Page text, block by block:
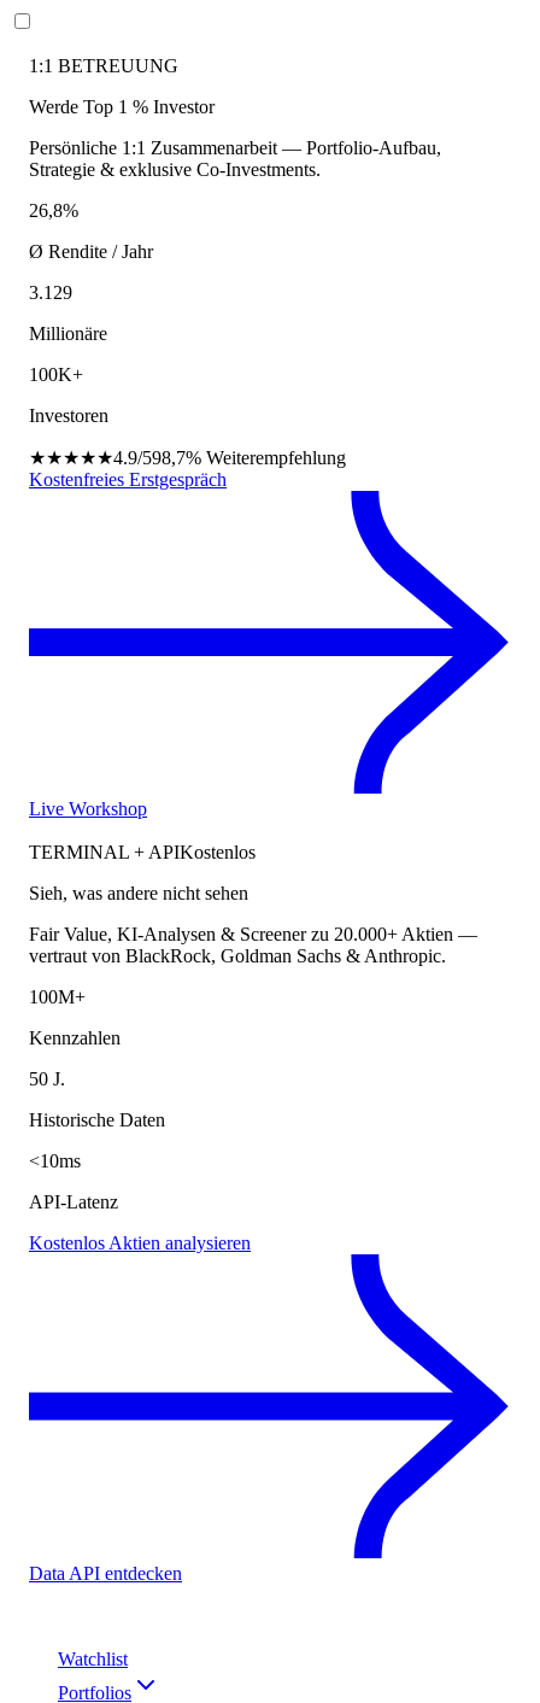
1:1 BETREUUNG
Werde Top 1 % Investor
Persönliche 1:1 Zusammenarbeit — Portfolio-Aufbau,
Strategie & exklusive Co-Investments.
26,8%
Ø Rendite / Jahr
3.129
Millionäre
100K+
Investoren
★★★★★4.9/598,7% Weiterempfehlung
Kostenfreies Erstgespräch
Live Workshop
TERMINAL + APIKostenlos
Sieh, was andere nicht sehen
Fair Value, KI-Analysen & Screener zu 20.000+ Aktien —
vertraut von BlackRock, Goldman Sachs & Anthropic.
100M+
Kennzahlen
50 J.
Historische Daten
<10ms
API-Latenz
Kostenlos Aktien analysieren
Data API entdecken
Watchlist
Portfolios